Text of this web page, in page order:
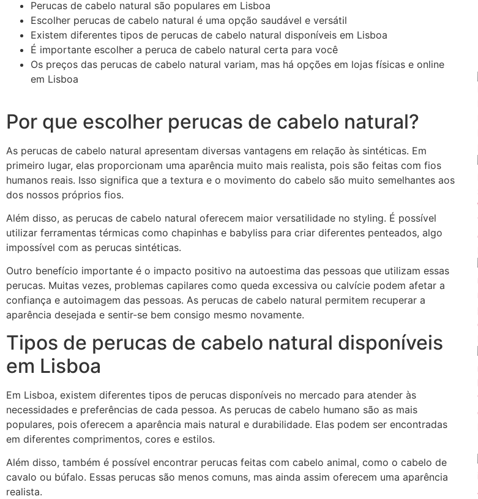
Perucas de cabelo natural são populares em Lisboa
Escolher perucas de cabelo natural é uma opção saudável e versátil
Existem diferentes tipos de perucas de cabelo natural disponíveis em Lisboa
É importante escolher a peruca de cabelo natural certa para você
Os preços das perucas de cabelo natural variam, mas há opções em lojas físicas e online
em Lisboa
Por que escolher perucas de cabelo natural?
As perucas de cabelo natural apresentam diversas vantagens em relação às sintéticas. Em
primeiro lugar, elas proporcionam uma aparência muito mais realista, pois são feitas com fios
humanos reais. Isso significa que a textura e o movimento do cabelo são muito semelhantes aos
dos nossos próprios fios.
Além disso, as perucas de cabelo natural oferecem maior versatilidade no styling. É possível
utilizar ferramentas térmicas como chapinhas e babyliss para criar diferentes penteados, algo
impossível com as perucas sintéticas.
Outro benefício importante é o impacto positivo na autoestima das pessoas que utilizam essas
perucas. Muitas vezes, problemas capilares como queda excessiva ou calvície podem afetar a
confiança e autoimagem das pessoas. As perucas de cabelo natural permitem recuperar a
aparência desejada e sentir-se bem consigo mesmo novamente.
Tipos de perucas de cabelo natural disponíveis
em Lisboa
Em Lisboa, existem diferentes tipos de perucas disponíveis no mercado para atender às
necessidades e preferências de cada pessoa. As perucas de cabelo humano são as mais
populares, pois oferecem a aparência mais natural e durabilidade. Elas podem ser encontradas
em diferentes comprimentos, cores e estilos.
Além disso, também é possível encontrar perucas feitas com cabelo animal, como o cabelo de
cavalo ou búfalo. Essas perucas são menos comuns, mas ainda assim oferecem uma aparência
realista.